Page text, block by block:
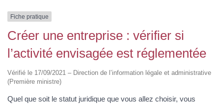
Fiche pratique
Créer une entreprise : vérifier si
l’activité envisagée est réglementée
Vérifié le 17/09/2021 – Direction de l’information légale et administrative
(Première ministre)
Quel que soit le statut juridique que vous allez choisir, vous